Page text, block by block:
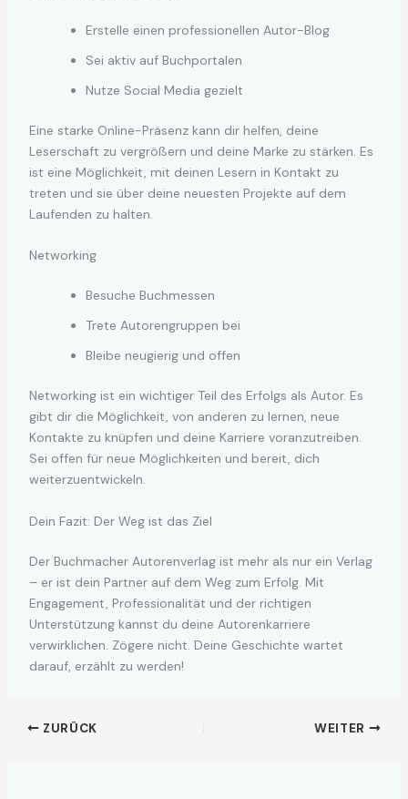
Erstelle einen professionellen Autor-Blog
Sei aktiv auf Buchportalen
Nutze Social Media gezielt
Eine starke Online-Präsenz kann dir helfen, deine
Leserschaft zu vergrößern und deine Marke zu stärken. Es
ist eine Möglichkeit, mit deinen Lesern in Kontakt zu
treten und sie über deine neuesten Projekte auf dem
Laufenden zu halten.
Networking
Besuche Buchmessen
Trete Autorengruppen bei
Bleibe neugierig und offen
Networking ist ein wichtiger Teil des Erfolgs als Autor. Es
gibt dir die Möglichkeit, von anderen zu lernen, neue
Kontakte zu knüpfen und deine Karriere voranzutreiben.
Sei offen für neue Möglichkeiten und bereit, dich
weiterzuentwickeln.
Dein Fazit: Der Weg ist das Ziel
Der Buchmacher Autorenverlag ist mehr als nur ein Verlag
– er ist dein Partner auf dem Weg zum Erfolg. Mit
Engagement, Professionalität und der richtigen
Unterstützung kannst du deine Autorenkarriere
verwirklichen. Zögere nicht. Deine Geschichte wartet
darauf, erzählt zu werden!
ZURÜCK WEITER